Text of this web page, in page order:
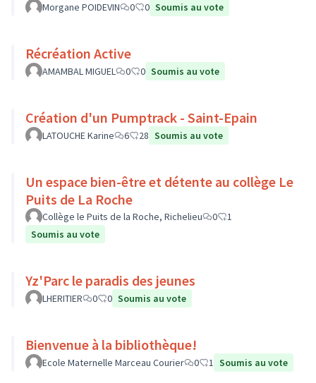
Morgane POIDEVIN 0 0 Soumis au vote
Récréation Active
AMAMBAL MIGUEL 0 0 Soumis au vote
Création d'un Pumptrack - Saint-Epain
LATOUCHE Karine 6 28 Soumis au vote
Un espace bien-être et détente au collège Le
Puits de La Roche
Collège le Puits de la Roche, Richelieu 0
1
Soumis au vote
Yz'Parc le paradis des jeunes
LHERITIER 0 0 Soumis au vote
Bienvenue à la bibliothèque!
Ecole Maternelle Marceau Courier 0 1 Soumis au vote